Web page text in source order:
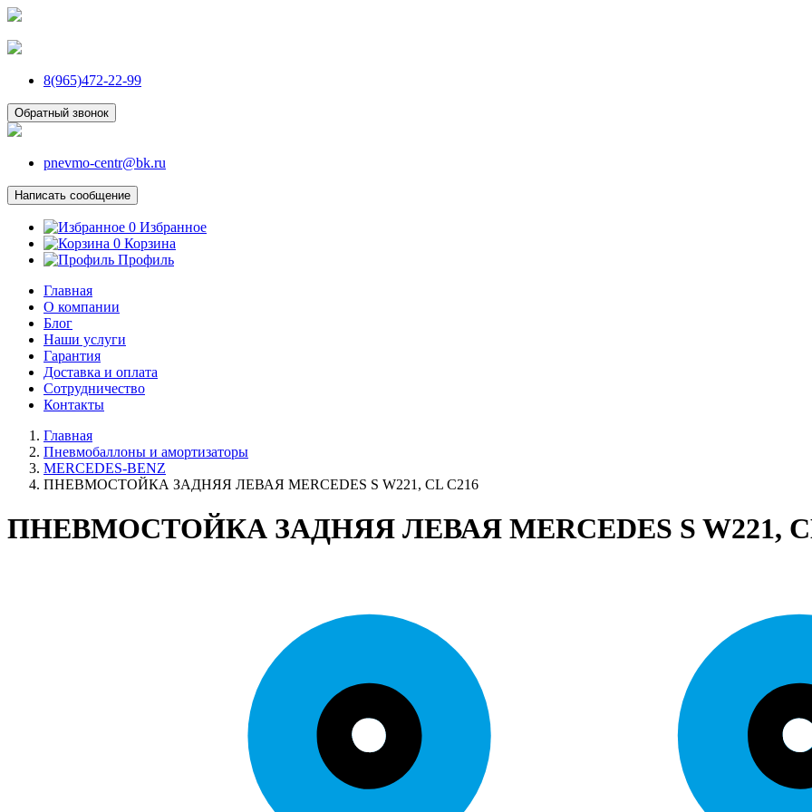
8(965)472-22-99
Обратный звонок
pnevmo-centr@bk.ru
Написать сообщение
0 Избранное
0 Корзина
Профиль
Главная
О компании
Блог
Наши услуги
Гарантия
Доставка и оплата
Сотрудничество
Контакты
Главная
Пневмобаллоны и амортизаторы
MERCEDES-BENZ
ПНЕВМОСТОЙКА ЗАДНЯЯ ЛЕВАЯ MERCEDES S W221, CL C216
ПНЕВМОСТОЙКА ЗАДНЯЯ ЛЕВАЯ MERCEDES S W221,